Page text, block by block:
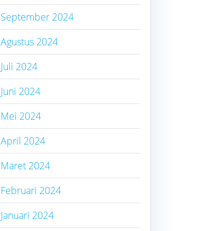
September 2024
Agustus 2024
Juli 2024
Juni 2024
Mei 2024
April 2024
Maret 2024
Februari 2024
Januari 2024